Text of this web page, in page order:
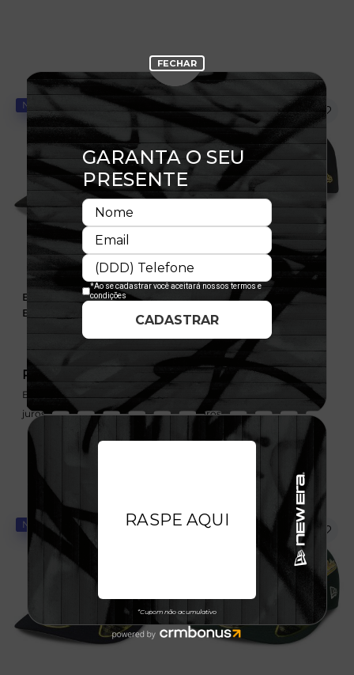
NOVIDADE
Boné 9FIFTY Pré-Curved
Buffalo Braves Suede
R$ 349,99
Em até 6x de 58,33 sem
juros
NOVIDADE
Boné 9FORTY A-Frame
Pittsburgh Pirates
R$ 349,99
Em até 6x de 58,33 sem
juros
NOVIDADE NOVIDADE